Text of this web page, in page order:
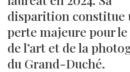
disparition constitue
perte majeure pour
de l’art et de la
du Grand-Duché.